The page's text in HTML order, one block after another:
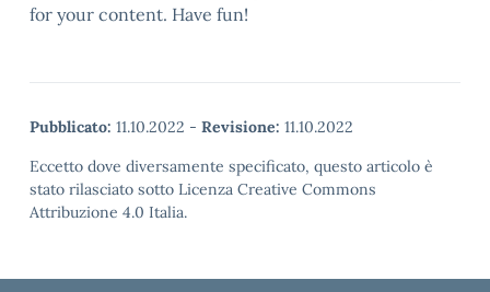
for your content. Have fun!
Pubblicato: 11.10.2022 - Revisione: 11.10.2022
Eccetto dove diversamente specificato, questo articolo è
stato rilasciato sotto Licenza Creative Commons
Attribuzione 4.0 Italia.